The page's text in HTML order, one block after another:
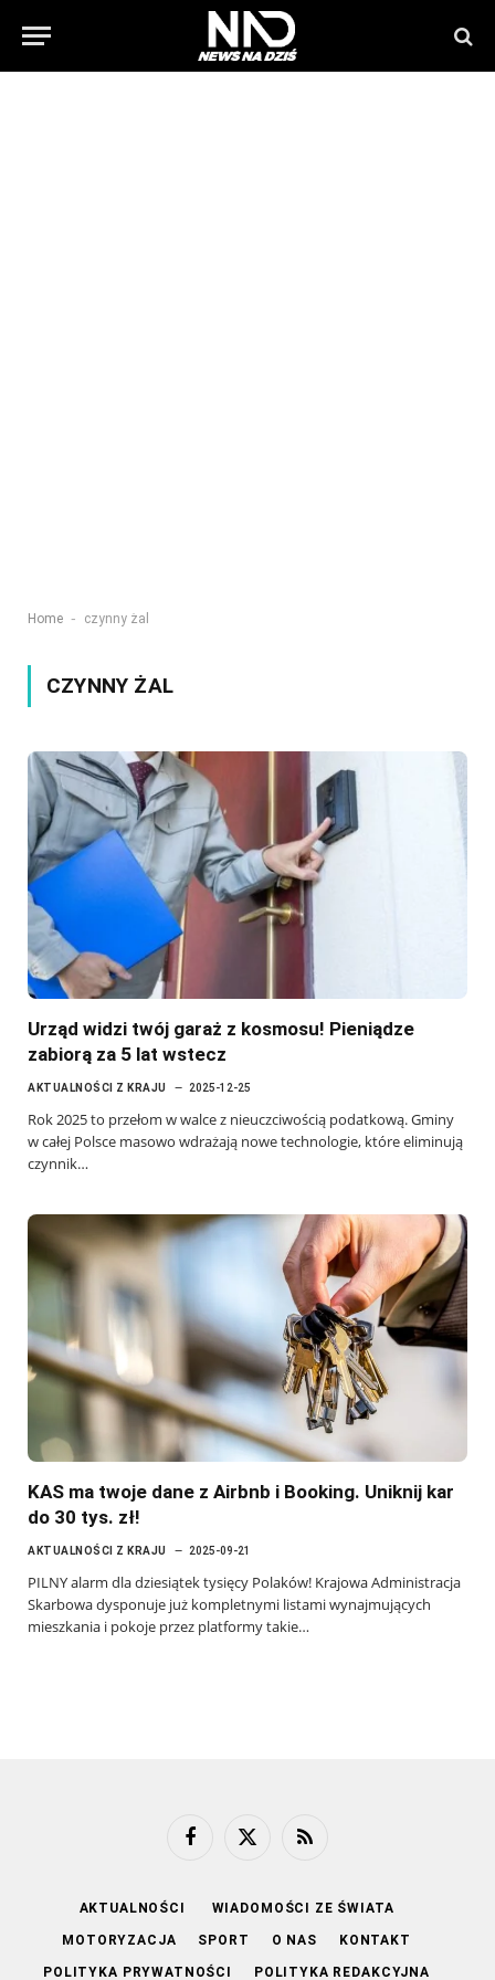
Home - czynny żal
CZYNNY ŻAL
Urząd widzi twój garaż z kosmosu! Pieniądze
zabiorą za 5 lat wstecz
AKTUALNOŚCI Z KRAJU 2025-12-25
Rok 2025 to przełom w walce z nieuczciwością podatkową. Gminy
w całej Polsce masowo wdrażają nowe technologie, które eliminują
czynnik…
KAS ma twoje dane z Airbnb i Booking. Uniknij kar
do 30 tys. zł!
AKTUALNOŚCI Z KRAJU 2025-09-21
PILNY alarm dla dziesiątek tysięcy Polaków! Krajowa Administracja
Skarbowa dysponuje już kompletnymi listami wynajmujących
mieszkania i pokoje przez platformy takie…
FacebookX
RSS
AKTUALNOŚCI WIADOMOŚCI ZE ŚWIATA
MOTORYZACJA SPORT O NAS KONTAKT
POLITYKA PRYWATNOŚCI POLITYKA REDAKCYJNA